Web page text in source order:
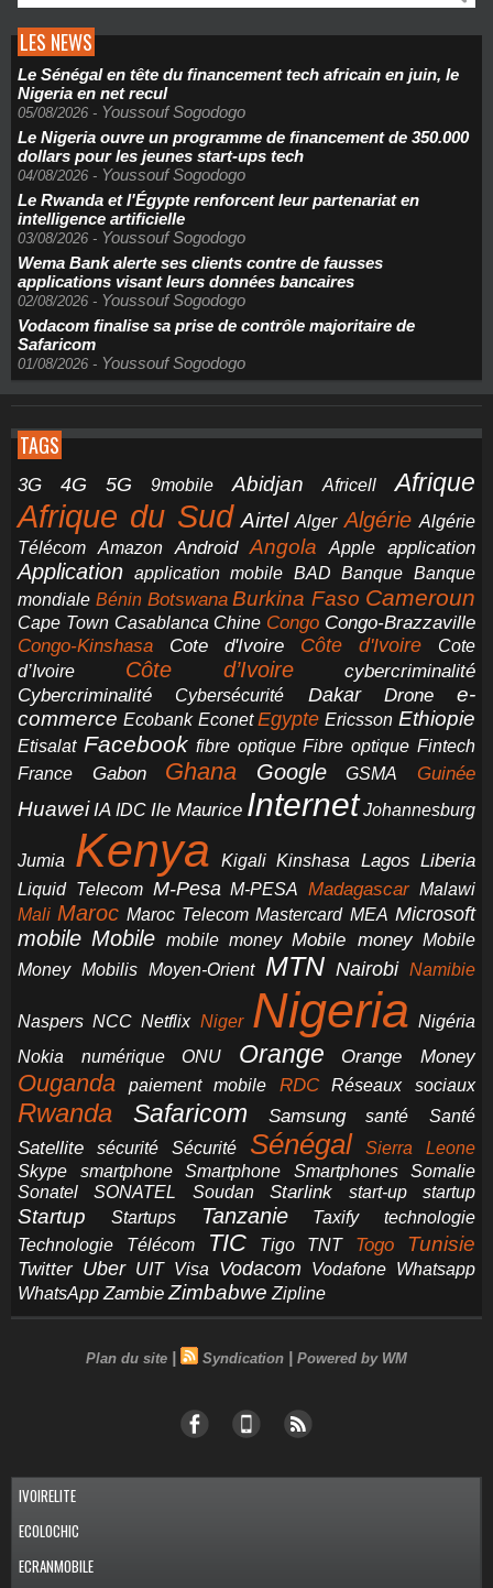
LES NEWS
Le Sénégal en tête du financement tech africain en juin, le
Nigeria en net recul
05/08/2026 - Youssouf Sogodogo
Le Nigeria ouvre un programme de financement de 350.000
dollars pour les jeunes start-ups tech
04/08/2026 - Youssouf Sogodogo
Le Rwanda et l'Égypte renforcent leur partenariat en
intelligence artificielle
03/08/2026 - Youssouf Sogodogo
Wema Bank alerte ses clients contre de fausses
applications visant leurs données bancaires
02/08/2026 - Youssouf Sogodogo
Vodacom finalise sa prise de contrôle majoritaire de
Safaricom
01/08/2026 - Youssouf Sogodogo
TAGS
3G 4G 5G 9mobile Abidjan Africell Afrique
Afrique du Sud Airtel Alger Algérie Algérie
Télécom
Amazon Android Angola Apple application
Application application mobile BAD Banque Banque
mondiale Bénin Botswana Burkina Faso Cameroun
Cape Town Casablanca Chine Congo Congo-Brazzaville
Congo-Kinshasa Cote d'Ivoire Côte d'Ivoire
Cote
d’Ivoire
Côte d’Ivoire
cybercriminalité
Cybercriminalité
Cybersécurité Dakar Drone
e-
commerce Ecobank Econet Egypte Ericsson Ethiopie
Etisalat Facebook fibre optique Fibre optique Fintech
France
Gabon Ghana Google GSMA Guinée
Huawei IA IDC Ile Maurice Internet Johannesburg
Jumia Kenya Kigali Kinshasa Lagos Liberia
Liquid Telecom M-Pesa M-PESA Madagascar Malawi
Mali Maroc Maroc Telecom Mastercard MEA Microsoft
mobile Mobile mobile money Mobile money Mobile
Money Mobilis Moyen-Orient MTN Nairobi Namibie
Naspers NCC Netflix Niger Nigeria Nigéria
Nokia
numérique ONU Orange Orange Money
Ouganda paiement mobile RDC Réseaux sociaux
Rwanda Safaricom Samsung santé Santé
Satellite sécurité Sécurité Sénégal
Sierra Leone
Skype
smartphone Smartphone Smartphones
Somalie
Sonatel
SONATEL Soudan Starlink start-up startup
Startup Startups Tanzanie Taxify
technologie
Technologie
Télécom TIC Tigo TNT Togo Tunisie
Twitter Uber UIT Visa Vodacom Vodafone Whatsapp
WhatsApp Zambie Zimbabwe Zipline
Plan du site | Syndication | Powered by WM
IVOIRELITE
ECOLOCHIC
ECRANMOBILE